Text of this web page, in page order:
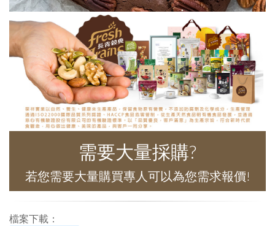
需要大量採購?
若您需要大量購買專人可以為您需求報價!
檔案下載：